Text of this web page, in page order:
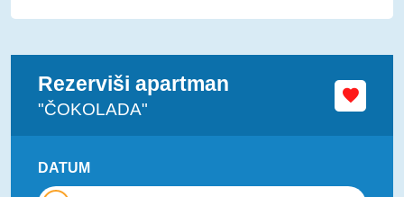
Rezerviši apartman
"ČOKOLADA"
DATUM